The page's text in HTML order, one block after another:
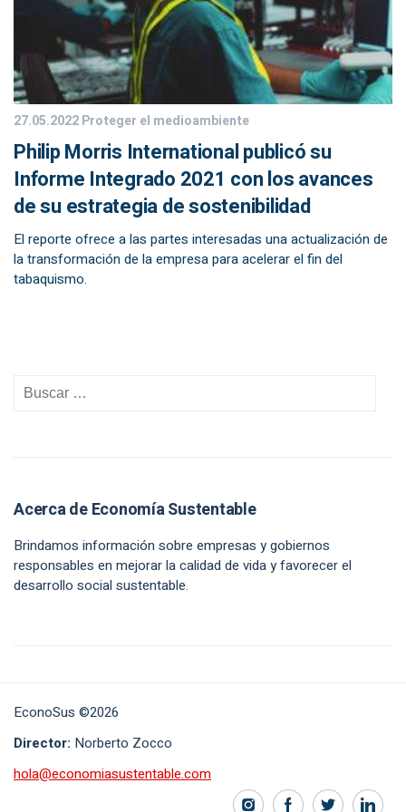
27.05.2022Proteger el medioambiente
Philip Morris International publicó su
Informe Integrado 2021 con los avances
de su estrategia de sostenibilidad
El reporte ofrece a las partes interesadas una actualización de
la transformación de la empresa para acelerar el fin del
tabaquismo.
Acerca de Economía Sustentable
Brindamos información sobre empresas y gobiernos
responsables en mejorar la calidad de vida y favorecer el
desarrollo social sustentable.
EconoSus ©2026
Director: Norberto Zocco
hola@economiasustentable.com